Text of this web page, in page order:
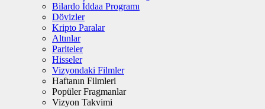
Bilardo İddaa Programı
Dövizler
Kripto Paralar
Altınlar
Pariteler
Hisseler
Vizyondaki Filmler
Haftanın Filmleri
Popüler Fragmanlar
Vizyon Takvimi